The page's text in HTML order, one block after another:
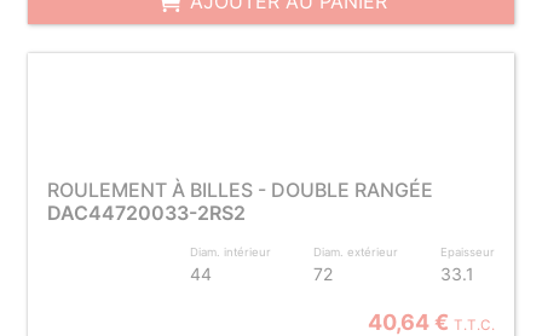
ROULEMENT À BILLES - DOUBLE RANGÉE
DAC44720033-2RS2
Diam. intérieur
44
Diam. extérieur
72
Epaisseur
33.1
40,64 € T.T.C.